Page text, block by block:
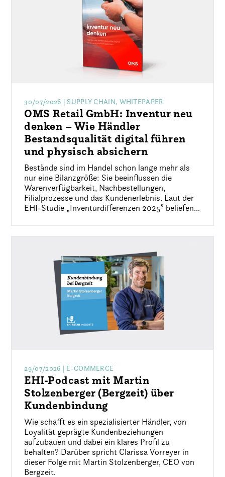
30/07/2026 | SUPPLY CHAIN, WHITEPAPER
OMS Retail GmbH: Inventur neu
denken – Wie Händler
Bestandsqualität digital führen
und physisch absichern
Bestände sind im Handel schon lange mehr als
nur eine Bilanzgröße: Sie beeinflussen die
Warenverfügbarkeit, Nachbestellungen,
Filialprozesse und das Kundenerlebnis. Laut der
EHI-Studie „Inventurdifferenzen 2025” beliefen...
29/07/2026 | E-COMMERCE
EHI-Podcast mit Martin
Stolzenberger (Bergzeit) über
Kundenbindung
Wie schafft es ein spezialisierter Händler, von
Loyalität geprägte Kundenbeziehungen
aufzubauen und dabei ein klares Profil zu
behalten? Darüber spricht Clarissa Vorreyer in
dieser Folge mit Martin Stolzenberger, CEO von
Bergzeit.